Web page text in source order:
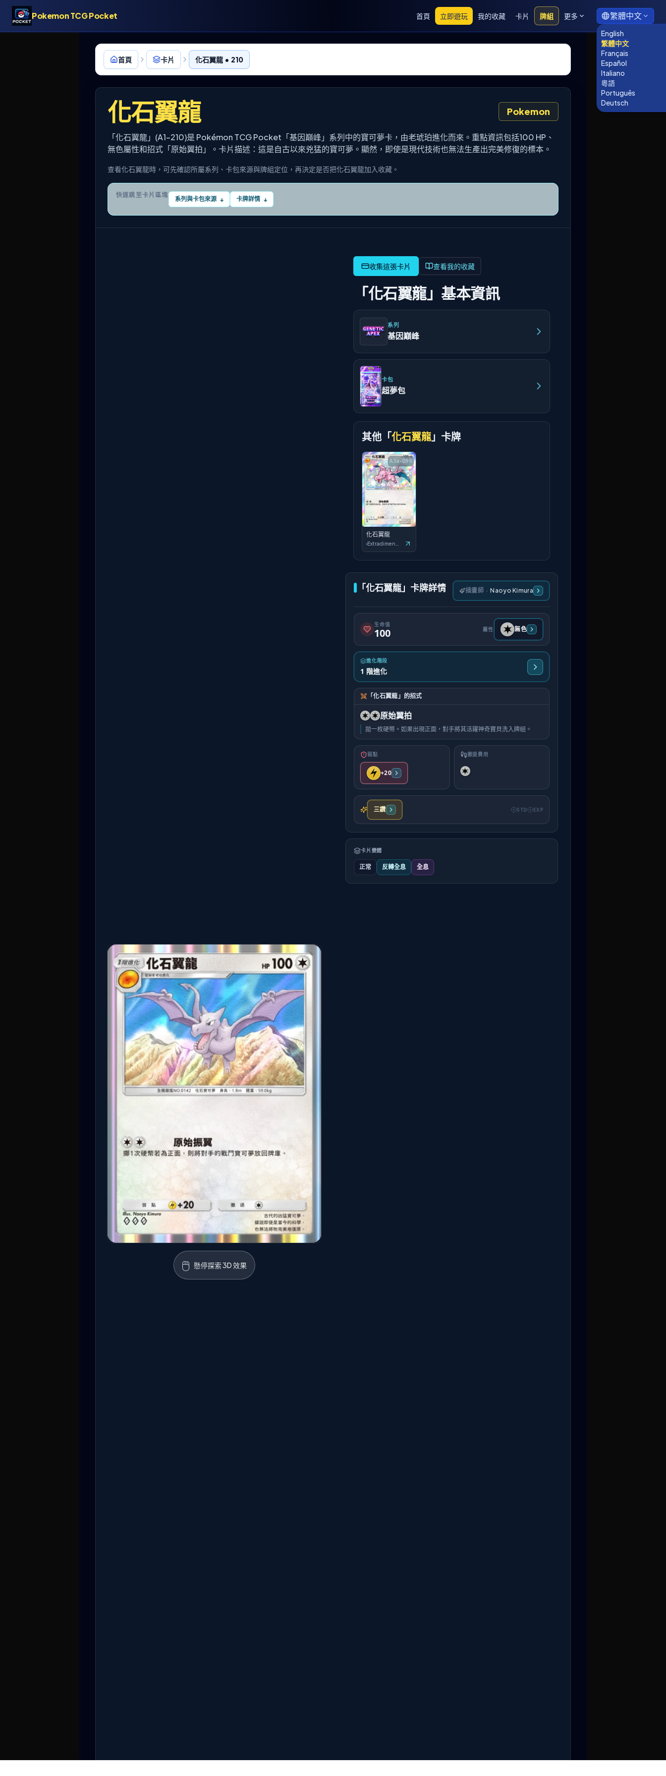
Pokemon TCG Pocket 首頁 立即遊玩 我的收藏 卡片 牌組 更多 繁體中文
English
繁體中文
Français
Español
Italiano
粵語
Português
Deutsch
首頁 卡片 化石翼龍 • 210
化石翼龍 Pokemon
「化石翼龍」(A1-210)是 Pokémon TCG Pocket「基因巔峰」系列中的寶可夢卡，由老琥珀進化而來。重點資訊包括100 HP、
無色屬性和招式「原始翼拍」。卡片描述：這是自古以來兇猛的寶可夢。顯然，即使是現代技術也無法生產出完美修復的標本。
查看化石翼龍時，可先確認所屬系列、卡包來源與牌組定位，再決定是否把化石翼龍加入收藏。
快速跳至卡片區塊
系列與卡包來源 ↓ 卡牌詳情 ↓
🖱️ 懸停探索 3D 效果
查看我的收藏
「化石翼龍」基本資訊
系列
基因巔峰
卡包
超夢包
其他「化石翼龍 」卡牌
A3a-098
化石翼龍
「化石翼龍」卡牌詳情 插畫師 · Naoyo Kimura
生命值
100 屬性 無色
進化階段
1 階進化
「化石翼龍」的招式
原始翼拍
拋一枚硬幣。如果出現正面，對手將其活躍神奇寶貝洗入牌組。
弱點
+20
撤退費用
三鑽 STD EXP
卡片變體
正常 反轉全息 全息